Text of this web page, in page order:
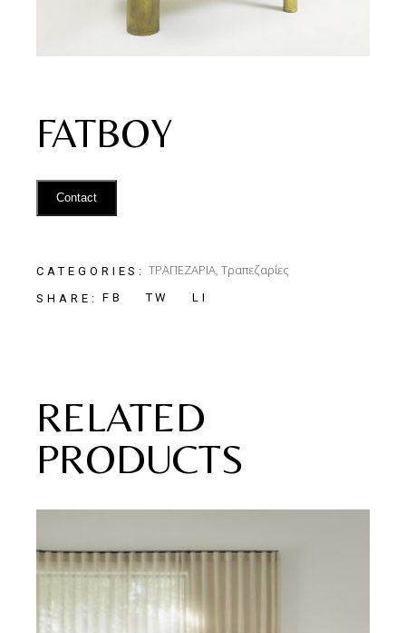
FATBOY
Contact
CATEGORIES: ΤΡΑΠΕΖΑΡΙΑ,Τραπεζαρίες
SHARE: FB TW LI
RELATED
PRODUCTS